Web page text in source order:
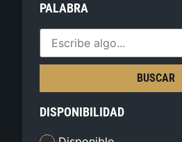
PALABRA
BUSCAR
DISPONIBILIDAD